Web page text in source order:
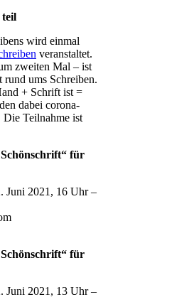
wird einmal
veranstaltet.
zweiten Mal – ist
ums Schreiben.
+ Schrift ist =
dabei corona-
Teilnahme ist
“ für
Juni 2021, 16 Uhr –
“ für
Juni 2021, 13 Uhr –